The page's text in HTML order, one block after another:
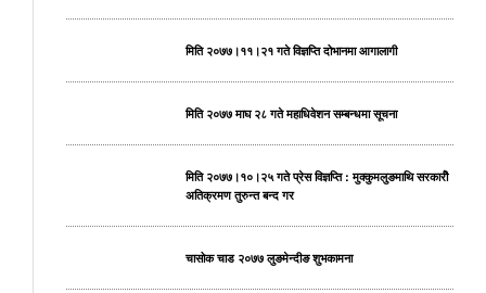
मिति २०७७।११।२१ गते विज्ञप्ति दोभानमा आगालागी
मिति २०७७ माघ २८ गते महाधिवेशन सम्बन्धमा सूचना
मिति २०७७।१०।२५ गते प्रेस विज्ञप्ति : मुक्कुमलुङमाथि सरकारीे
अतिक्रमण तुरुन्त बन्द गर
चासोक चाड २०७७ लुङमेन्दीङ शुभकामना